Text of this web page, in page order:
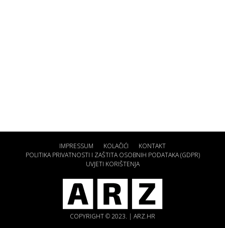
IMPRESSUM KOLAČIĆI
KONTAKT
POLITIKA PRIVATNOSTI I ZAŠTITA OSOBNIH PODATAKA (GDPR)
UVJETI KORIŠTENJA
COPYRIGHT © 2023. | ARZ.HR